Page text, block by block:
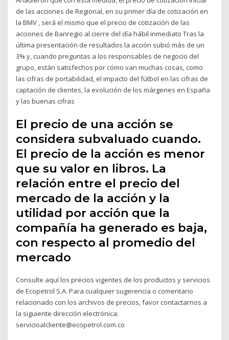
de las acciones de Regional, en su primer día de cotización en
la BMV , será el mismo que el precio de cotización de las
acciones de Banregio al cierre del día hábil inmediato Tras la
última presentación de resultados la acción subió más de un
3% y, cuando preguntas a los responsables de negocio del
grupo, están satisfechos por cómo van muchas cosas, como
las cifras de portabilidad, el impacto del fútbol en las cifras de
captación de clientes, la evolución de los márgenes en España
y las buenas cifras
El precio de una acción se
considera subvaluado cuando.
El precio de la acción es menor
que su valor en libros. La
relación entre el precio del
mercado de la acción y la
utilidad por acción que la
compañía ha generado es baja,
con respecto al promedio del
mercado
Consulte aquí los precios vigentes de los productos y servicios
de Ecopetrol S.A. Para cualquier sugerencia o comentario
relacionado con los archivos de precios, favor contactarnos a
la siguiente dirección electrónica:
servicioalcliente@ecopetrol.com.co